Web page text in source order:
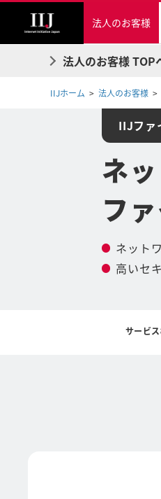
法人のお客様
法人のお客様 TOP
IIJホーム 法人のお客様
IIJファ
ネ
フ
ネット
高いセ
サービ